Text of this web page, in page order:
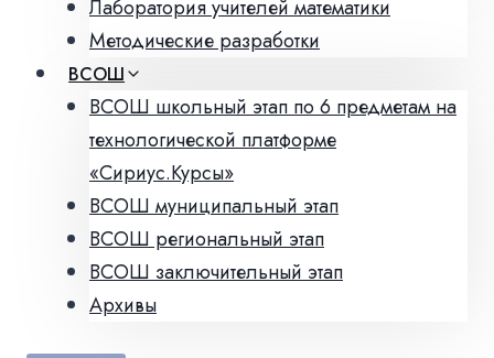
Лаборатория учителей математики
Методические разработки
ВСОШ
ВСОШ школьный этап по 6 предметам на
технологической платформе
«Сириус.Курсы»
ВСОШ муниципальный этап
ВСОШ региональный этап
ВСОШ заключительный этап
Архивы